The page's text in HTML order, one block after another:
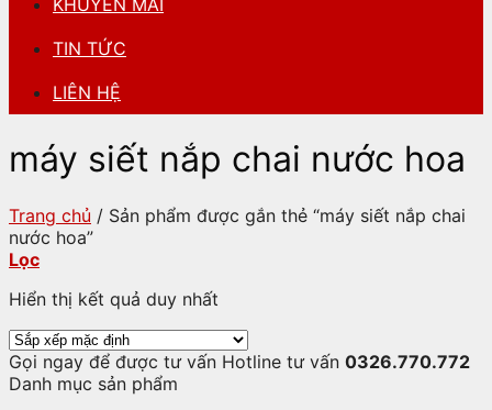
KHUYẾN MÃI
TIN TỨC
LIÊN HỆ
máy siết nắp chai nước hoa
Trang chủ / Sản phẩm được gắn thẻ “máy siết nắp chai
nước hoa”
Lọc
Hiển thị kết quả duy nhất
Gọi ngay để được tư vấn Hotline tư vấn 0326.770.772
Danh mục sản phẩm